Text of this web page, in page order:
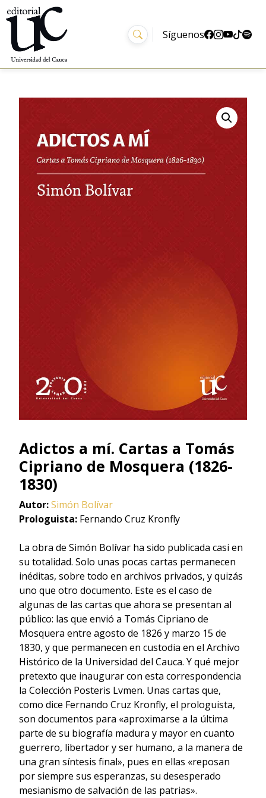
Síguenos
Adictos a mí. Cartas a Tomás
Cipriano de Mosquera (1826-
1830)
Autor:Simón Bolívar
Prologuista: Fernando Cruz Kronfly
La obra de Simón Bolívar ha sido publicada casi en
su totalidad. Solo unas pocas cartas permanecen
inéditas, sobre todo en archivos privados, y quizás
uno que otro documento. Este es el caso de
algunas de las cartas que ahora se presentan al
público: las que envió a Tomás Cipriano de
Mosquera entre agosto de 1826 y marzo 15 de
1830, y que permanecen en custodia en el Archivo
Histórico de la Universidad del Cauca. Y qué mejor
pretexto que inaugurar con esta correspondencia
la Colección Posteris Lvmen. Unas cartas que,
como dice Fernando Cruz Kronfly, el prologuista,
son documentos para «aproximarse a la última
parte de su biografía madura y mayor en cuanto
guerrero, libertador y ser humano, a la manera de
una gran síntesis final», pues en ellas «reposan
por siempre sus esperanzas, su desesperado
mesianismo de salvación de las patrias».